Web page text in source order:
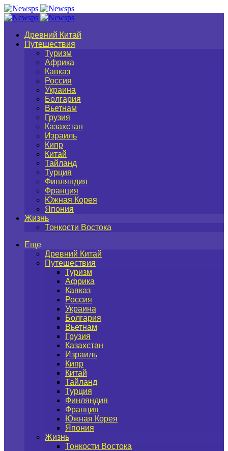
Древний Китай
Путешествия
Туризм
Африка
Кавказ
Россия
Украина
Болгария
Вьетнам
Грузия
Казахстан
Израиль
Кипр
Китай
Тайланд
Турция
Финляндия
Франция
Южная Корея
Япония
Жизнь
Тонкости Востока
Еще
Древний Китай
Путешествия
Туризм
Африка
Кавказ
Россия
Украина
Болгария
Вьетнам
Грузия
Казахстан
Израиль
Кипр
Китай
Тайланд
Турция
Финляндия
Франция
Южная Корея
Япония
Жизнь
Тонкости Востока